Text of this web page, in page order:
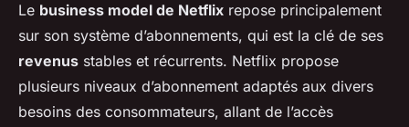
Le business model de Netflix repose principalement
sur son système d’abonnements, qui est la clé de ses
revenus stables et récurrents. Netflix propose
plusieurs niveaux d’abonnement adaptés aux divers
besoins des consommateurs, allant de l’accès